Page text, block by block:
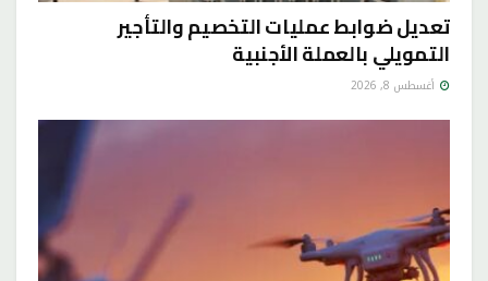
تعديل ضوابط عمليات التخصيم والتأجير
التمويلي بالعملة الأجنبية
أغسطس 8, 2026